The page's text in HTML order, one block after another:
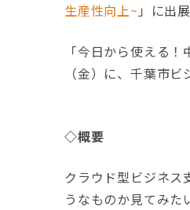
生産性向上~ 」に出
「今日から使える
（金）に、千葉市
◇概要
クラウド型ビジネス
うなものか見てみ